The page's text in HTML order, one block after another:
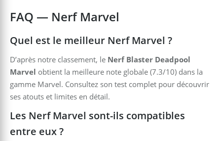
FAQ — Nerf Marvel
Quel est le meilleur Nerf Marvel ?
D’après notre classement, le Nerf Blaster Deadpool
Marvel obtient la meilleure note globale (7.3/10) dans la
gamme Marvel. Consultez son test complet pour découvrir
ses atouts et limites en détail.
Les Nerf Marvel sont-ils compatibles
entre eux ?